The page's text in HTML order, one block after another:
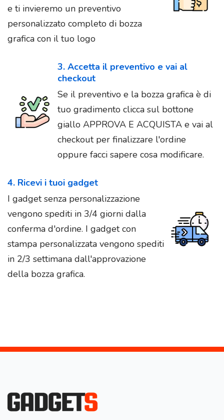
e ti invieremo un preventivo
personalizzato completo di bozza
grafica con il tuo logo
3. Accetta il preventivo e vai al
checkout
Se il preventivo e la bozza grafica è di
tuo gradimento clicca sul bottone
giallo APPROVA E ACQUISTA e vai al
checkout per finalizzare l'ordine
oppure facci sapere cosa modificare.
4. Ricevi i tuoi gadget
I gadget senza personalizzazione
vengono spediti in 3/4 giorni dalla
conferma d'ordine. I gadget con
stampa personalizzata vengono spediti
in 2/3 settimana dall'approvazione
della bozza grafica.